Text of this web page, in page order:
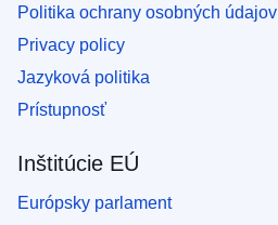
Politika ochrany osobných údajov
Privacy policy
Jazyková politika
Prístupnosť
Inštitúcie EÚ
Európsky parlament